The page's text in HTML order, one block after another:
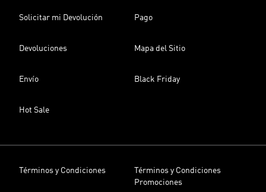
Solicitar mi Devolución Pago
Devoluciones Mapa del Sitio
Envío Black Friday
Hot Sale
Términos y Condiciones
Términos y Condiciones
Promociones